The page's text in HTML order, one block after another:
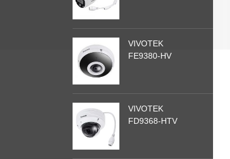
VIVOTEK
FE9380-HV
VIVOTEK
FD9368-HTV